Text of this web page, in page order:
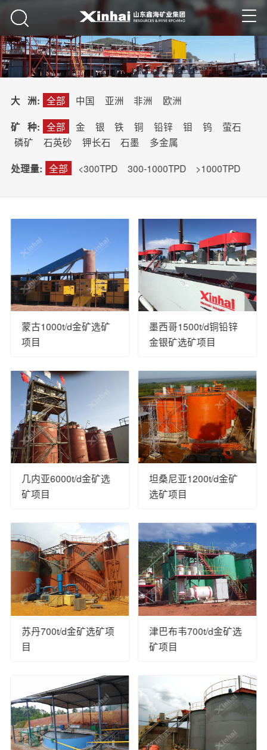
大 洲: 全部 中国 亚洲 非洲 欧洲
矿 种: 全部 金 银 铁 铜 铅锌 钼 钨
萤石
磷矿
石英砂 钾长石 石墨 多金属
处理量: 全部 <300TPD 300-1000TPD >1000TPD
蒙古1000t/d金矿选矿
项目
墨西哥1500t/d铜铅锌
金银矿选矿项目
几内亚6000t/d金矿选
矿项目
坦桑尼亚1200t/d金矿
选矿项目
苏丹700t/d金矿选矿项
目
津巴布韦700t/d金矿选
矿项目